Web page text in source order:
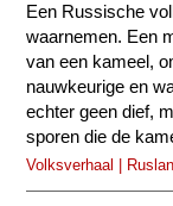
Een Russische
waarnemen. Een
van een kameel,
nauwkeurige en
echter geen dief,
sporen die de
Volksverhaal |